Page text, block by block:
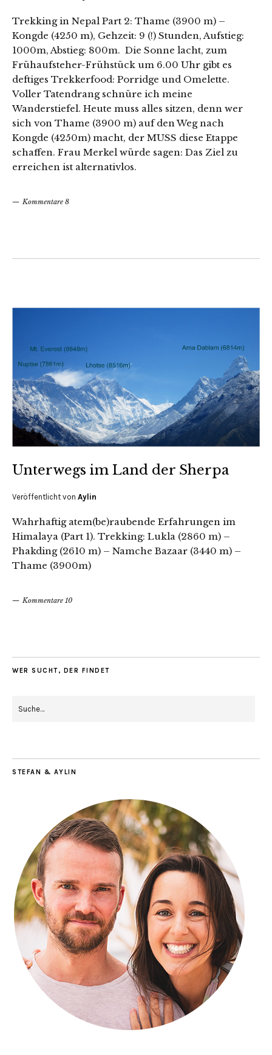
Trekking in Nepal Part 2: Thame (3900 m) –
Kongde (4250 m), Gehzeit: 9 (!) Stunden, Aufstieg:
1000m, Abstieg: 800m. Die Sonne lacht, zum
Frühaufsteher-Frühstück um 6.00 Uhr gibt es
deftiges Trekkerfood: Porridge und Omelette.
Voller Tatendrang schnüre ich meine
Wanderstiefel. Heute muss alles sitzen, denn wer
sich von Thame (3900 m) auf den Weg nach
Kongde (4250m) macht, der MUSS diese Etappe
schaffen. Frau Merkel würde sagen: Das Ziel zu
erreichen ist alternativlos.
Kommentare 8
Unterwegs im Land der Sherpa
Veröffentlicht von Aylin
Wahrhaftig atem(be)raubende Erfahrungen im
Himalaya (Part 1). Trekking: Lukla (2860 m) –
Phakding (2610 m) – Namche Bazaar (3440 m) –
Thame (3900m)
Kommentare 10
WER SUCHT, DER FINDET
STEFAN & AYLIN